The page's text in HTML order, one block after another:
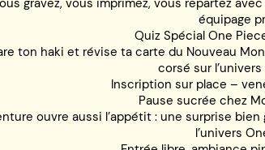
gravez, vous imprimez, vous repartez
équipage
Quiz Spécial One
ton haki et révise ta carte du Nouveau
corsé sur
Inscription sur place –
Pause sucrée chez
ouvre aussi l’appétit : une surprise
l’univers